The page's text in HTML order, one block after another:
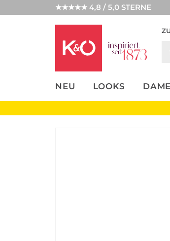
★★★★★ 4,8 / 5,0 STERNE
NEU LOOKS
UNSERE APP
CLICK &